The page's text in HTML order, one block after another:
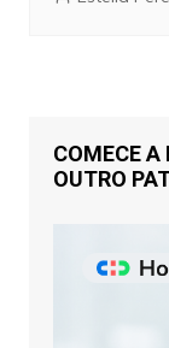
COMECE A
OUTRO